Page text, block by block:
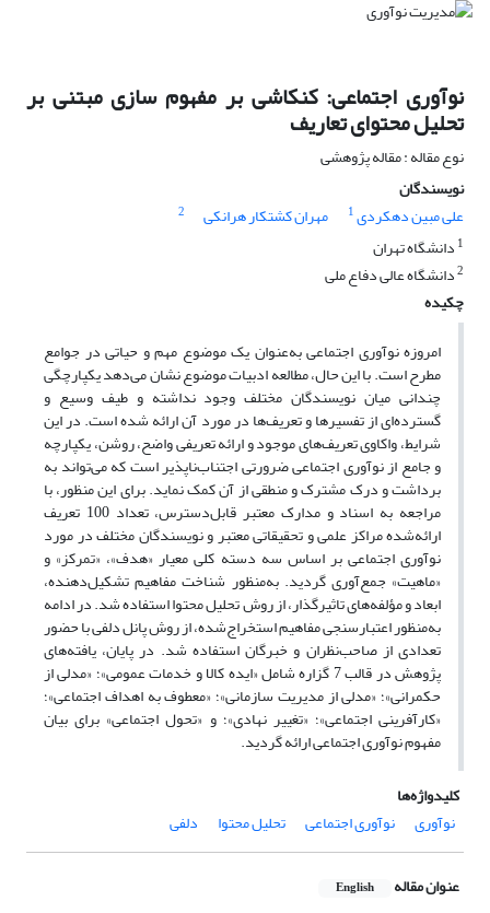
نوآوری اجتماعی: کنکاشی بر مفهوم سازی مبتنی بر
تحلیل محتوای تعاریف
نوع مقاله : مقاله پژوهشی
نویسندگان
علی مبین دهکردی1 مهران کشتکار هرانکی
2
1 دانشگاه تهران
2دانشگاه عالی دفاع ملی
چکیده
امروزه نوآوری اجتماعی به‌عنوان یک موضوع مهم و حیاتی در جوامع
مطرح است. با این حال، مطالعه ادبیات موضوع نشان می‌دهد یکپارچگی
چندانی میان نویسندگان مختلف وجود نداشته و طیف وسیع و
گسترده‌ای از تفسیرها و تعریف‌ها در مورد آن ارائه شده است. در این
شرایط، واکاوی تعریف‌های موجود و ارائه تعریفی واضح، روشن، یکپارچه
و جامع از نوآوری اجتماعی ضرورتی اجتناب‌ناپذیر است که می‌تواند به
برداشت و درک مشترک و منطقی از آن کمک نماید. برای این منظور، با
مراجعه به اسناد و مدارک معتبر قابل‌دسترس، تعداد 100 تعریف
ارائه‌شده مراکز علمی و تحقیقاتی معتبر و نویسندگان مختلف در مورد
نوآوری اجتماعی بر اساس سه دسته کلی معیار «هدف»، «تمرکز» و
«ماهیت» جمع‌آوری گردید. به‌منظور شناخت مفاهیم تشکیل‌دهنده،
ابعاد و مؤلفه‌های تاثیرگذار، از روش تحلیل محتوا استفاده شد. در ادامه
به‌منظور اعتبارسنجی مفاهیم استخراج‌شده، از روش پانل دلفی با حضور
تعدادی از صاحب‌نظران و خبرگان استفاده شد. در پایان، یافته‌های
پژوهش در قالب 7 گزاره شامل «ایده کالا و خدمات عمومی»؛ «مدلی از
حکمرانی»؛ «مدلی از مدیریت سازمانی»؛ «معطوف به اهداف اجتماعی»؛
«کارآفرینی اجتماعی»؛ «تغییر نهادی»؛ و «تحول اجتماعی» برای بیان
مفهوم نوآوری اجتماعی ارائه گردید.
کلیدواژه‌ها
نوآوری
نوآوری اجتماعی تحلیل محتوا دلفی
عنوان مقاله English